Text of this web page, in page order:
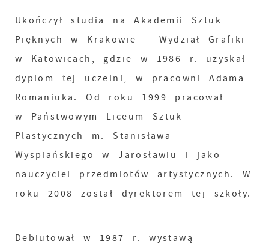
Ukończył studia na Akademii Sztuk
Pięknych w Krakowie – Wydział Grafiki
w Katowicach, gdzie w 1986 r. uzyskał
dyplom tej uczelni, w pracowni Adama
Romaniuka. Od roku 1999 pracował
w Państwowym Liceum Sztuk
Plastycznych m. Stanisława
Wyspiańskiego w Jarosławiu i jako
nauczyciel przedmiotów artystycznych. W
roku 2008 został dyrektorem tej szkoły.
Debiutował w 1987 r. wystawą